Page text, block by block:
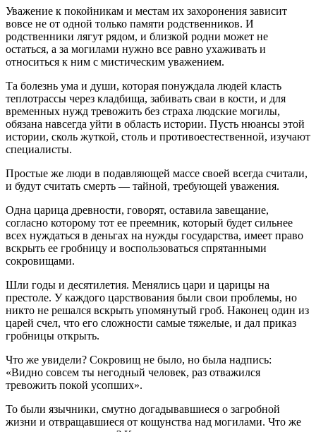
Уважение к покойникам и местам их захоронения зависит
вовсе не от одной только памяти родственников. И
родственники лягут рядом, и близкой родни может не
остаться, а за могилами нужно все равно ухаживать и
относиться к ним с мистическим уважением.
Та болезнь ума и души, которая понуждала людей класть
теплотрассы через кладбища, забивать сваи в кости, и для
временных нужд тревожить без страха людские могилы,
обязана навсегда уйти в область истории. Пусть нюансы этой
истории, сколь жуткой, столь и противоестественной, изучают
специалисты.
Простые же люди в подавляющей массе своей всегда считали,
и будут считать смерть — тайной, требующей уважения.
Одна царица древности, говорят, оставила завещание,
согласно которому тот ее преемник, который будет сильнее
всех нуждаться в деньгах на нужды государства, имеет право
вскрыть ее гробницу и воспользоваться спрятанными
сокровищами.
Шли годы и десятилетия. Менялись цари и царицы на
престоле. У каждого царствования были свои проблемы, но
никто не решался вскрыть упомянутый гроб. Наконец один из
царей счел, что его сложности самые тяжелые, и дал приказ
гробницы открыть.
Что же увидели? Сокровищ не было, но была надпись:
«Видно совсем ты негодный человек, раз отважился
тревожить покой усопших».
То были язычники, смутно догадывавшиеся о загробной
жизни и отвращавшиеся от кощунства над могилами. Что же